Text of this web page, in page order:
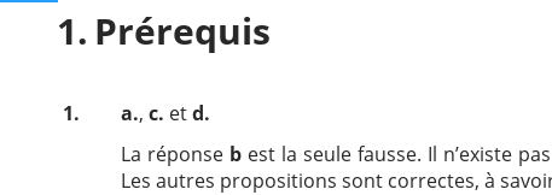
Prérequis
1. a., c. etd.
La réponse best la seule fausse. Il n’existe
Les autres propositions sont correctes, à